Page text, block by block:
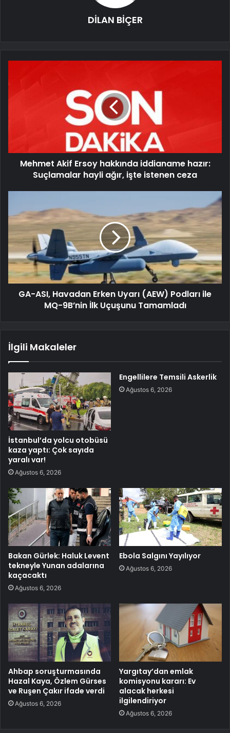
DİLAN BİÇER
Mehmet Akif Ersoy hakkında iddianame hazır:
Suçlamalar hayli ağır, işte istenen ceza
GA-ASI, Havadan Erken Uyarı (AEW) Podları ile
MQ-9B’nin İlk Uçuşunu Tamamladı
İlgili Makaleler
İstanbul’da yolcu otobüsü
kaza yaptı: Çok sayıda
yaralı var!
Ağustos 6, 2026
Engellilere Temsili Askerlik
Ağustos 6, 2026
Bakan Gürlek: Haluk Levent
tekneyle Yunan adalarına
kaçacaktı
Ağustos 6, 2026
Ebola Salgını Yayılıyor
Ağustos 6, 2026
Ahbap soruşturmasında
Hazal Kaya, Özlem Gürses
ve Ruşen Çakır ifade verdi
Ağustos 6, 2026
Yargıtay’dan emlak
komisyonu kararı: Ev
alacak herkesi
ilgilendiriyor
Ağustos 6, 2026